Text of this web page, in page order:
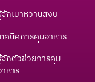
กเบาหวานสงบ
คนิคการคุมอาหาร
กตัวช่วยการคุม
หาร